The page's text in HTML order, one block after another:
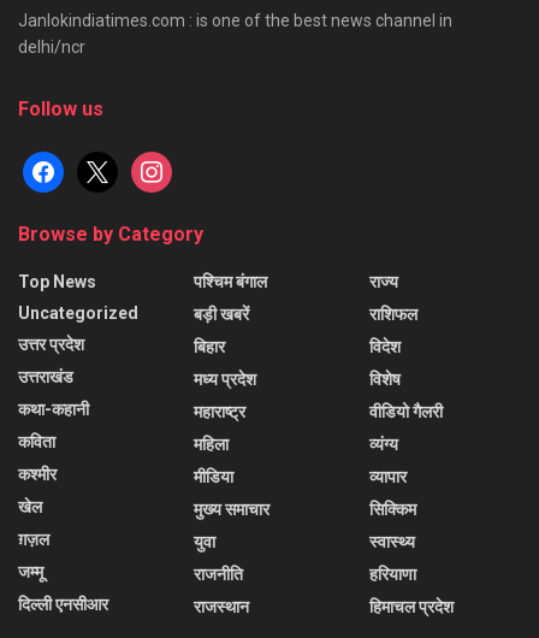
Janlokindiatimes.com : is one of the best news channel in
delhi/ncr
Follow us
facebook
x instagram
Browse by Category
Top News
Uncategorized
उत्तर प्रदेश
उत्तराखंड
कथा-कहानी
कविता
कश्मीर
खेल
ग़ज़ल
जम्मू
दिल्ली एनसीआर
पश्चिम बंगाल
बड़ी खबरें
बिहार
मध्य प्रदेश
महाराष्ट्र
महिला
मीडिया
मुख्य समाचार
युवा
राजनीति
राजस्थान
राज्य
राशिफल
विदेश
विशेष
वीडियो गैलरी
व्यंग्य
व्यापार
सिक्किम
स्वास्थ्य
हरियाणा
हिमाचल प्रदेश